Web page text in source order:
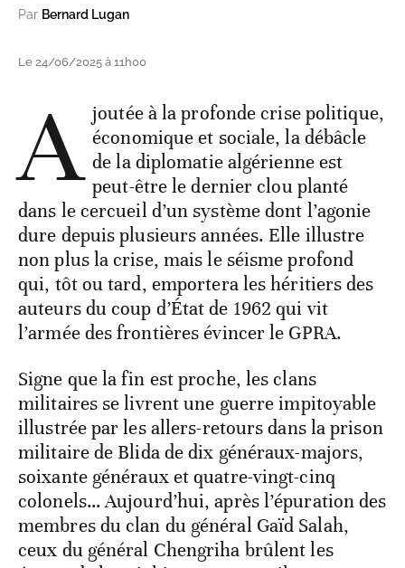
Par Bernard Lugan
Le 24/06/2025 à 11h00
A joutée à la profonde crise politique,
économique et sociale, la débâcle
de la diplomatie algérienne est
peut-être le dernier clou planté
dans le cercueil d’un système dont l’agonie
dure depuis plusieurs années. Elle illustre
non plus la crise, mais le séisme profond
qui, tôt ou tard, emportera les héritiers des
auteurs du coup d’État de 1962 qui vit
l’armée des frontières évincer le GPRA.
Signe que la fin est proche, les clans
militaires se livrent une guerre impitoyable
illustrée par les allers-retours dans la prison
militaire de Blida de dix généraux-majors,
soixante généraux et quatre-vingt-cinq
colonels… Aujourd’hui, après l’épuration des
membres du clan du général Gaïd Salah,
ceux du général Chengriha brûlent les